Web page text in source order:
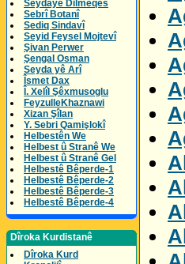
Seydayê Dilmeqes
Sebrî Botanî
Sediq Sindavî
Seyid Feysel Mojtevî
Şivan Perwer
Şengal Osman
Seyda yê Arî
Îsmet Dax
Î. Xelîl Şêxmusoglu
FeyzulleKhaznawi
Xizan Şîlan
Y. Sebri Qamişlokî
Helbestên We
Helbest û Stranê We
Helbest û Stranê Gel
Helbestê Bêperde-1
Helbestê Bêperde-2
Helbestê Bêperde-3
Helbestê Bêperde-4
Dîroka Kurdistanê
Dîroka Kurd